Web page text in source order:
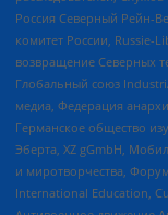
Россия Северный Рейн-
комитет России, Russie-
возвращение Северных
Глобальный союз
медиа, Федерация
Германское общество
Эберта, XZ gGmbH,
и миротворчества,
International Education,